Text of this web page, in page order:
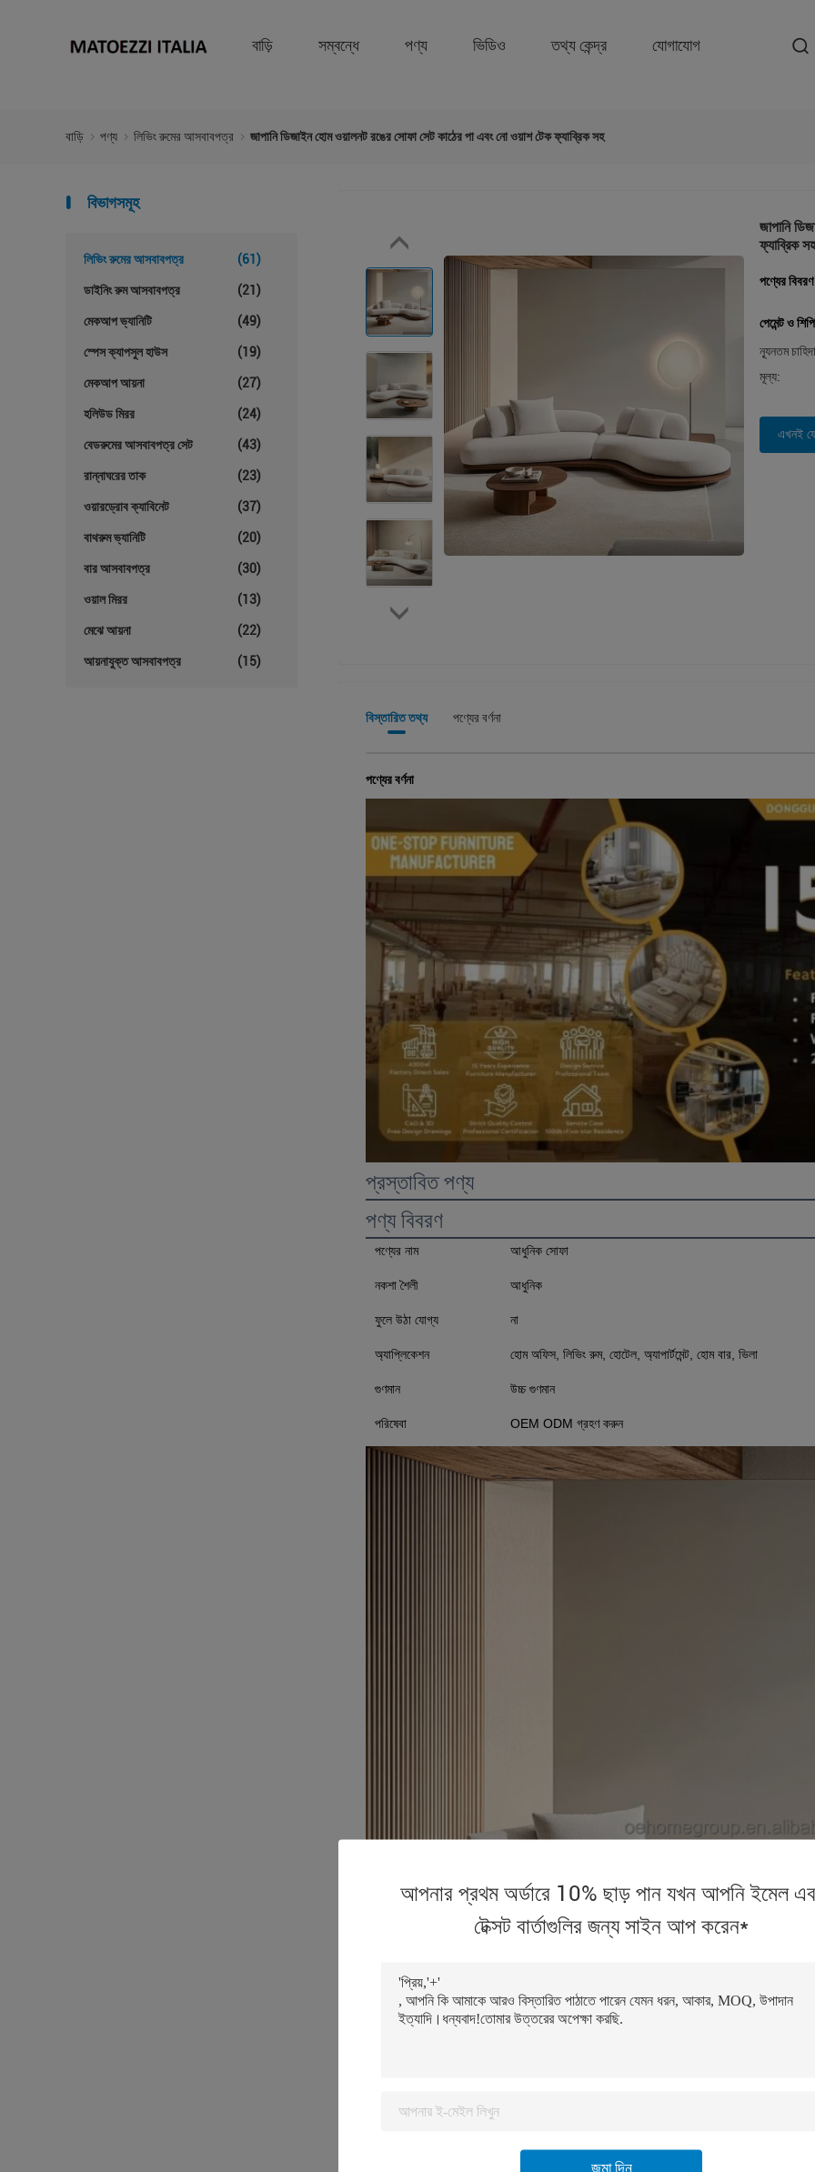
বাড়ি সম্বন্ধে পণ্য ভিডিও তথ্য কেন্দ্র যোগাযোগ
বাড়ি পণ্য লিভিং রুমের আসবাবপত্র জাপানি ডিজাইন হোম ওয়ালনট রঙের সোফা সেট কাঠের পা এবং নো ওয়াশ টেক ফ্যাব্রিক সহ
বিভাগসমূহ
লিভিং রুমের আসবাবপত্র (61)
ডাইনিং রুম আসবাবপত্র (21)
মেকআপ ভ্যানিটি (49)
স্পেস ক্যাপসুল হাউস (19)
মেকআপ আয়না (27)
হলিউড মিরর (24)
বেডরুমের আসবাবপত্র সেট (43)
রান্নাঘরের তাক (23)
ওয়ারড্রোব ক্যাবিনেট (37)
বাথরুম ভ্যানিটি (20)
বার আসবাবপত্র (30)
ওয়াল মিরর (13)
মেঝে আয়না (22)
আয়নাযুক্ত আসবাবপত্র (15)
জাপানি
ফ্যাব্রিক
পণ্যের বিবরণ
পেমেন্ট ও
ন্যূনতম
মূল্য:
এখনই
বিস্তারিত তথ্য পণ্যের বর্ণনা
পণ্যের বর্ণনা
প্রস্তাবিত পণ্য
পণ্য বিবরণ
পণ্যের নাম আধুনিক সোফা
নকশা শৈলী আধুনিক
ফুলে উঠা যোগ্য না
অ্যাপ্লিকেশন হোম অফিস, লিভিং রুম, হোটেল, অ্যাপার্টমেন্ট, হোম বার, ভিলা
গুণমান উচ্চ গুণমান
পরিষেবা OEM ODM গ্রহণ করুন
আপনার প্রথম অর্ডারে 10% ছাড় পান যখন আপনি ইমেল
টেক্সট বার্তাগুলির জন্য সাইন আপ করেন*
জমা দিন